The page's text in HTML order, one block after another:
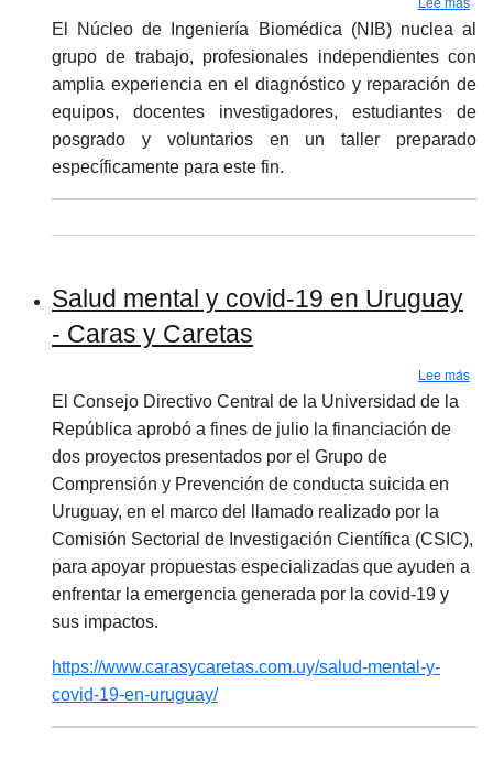
El Núcleo de Ingeniería Biomédica (NIB) nuclea al
grupo de trabajo, profesionales independientes con
amplia experiencia en el diagnóstico y reparación de
equipos, docentes investigadores, estudiantes de
posgrado y voluntarios en un taller preparado
específicamente para este fin.
Salud mental y covid-19 en Uruguay
- Caras y Caretas
Lee más
El Consejo Directivo Central de la Universidad de la
República aprobó a fines de julio la financiación de
dos proyectos presentados por el Grupo de
Comprensión y Prevención de conducta suicida en
Uruguay, en el marco del llamado realizado por la
Comisión Sectorial de Investigación Científica (CSIC),
para apoyar propuestas especializadas que ayuden a
enfrentar la emergencia generada por la covid-19 y
sus impactos.
https://www.carasycaretas.com.uy/salud-mental-y-
covid-19-en-uruguay/